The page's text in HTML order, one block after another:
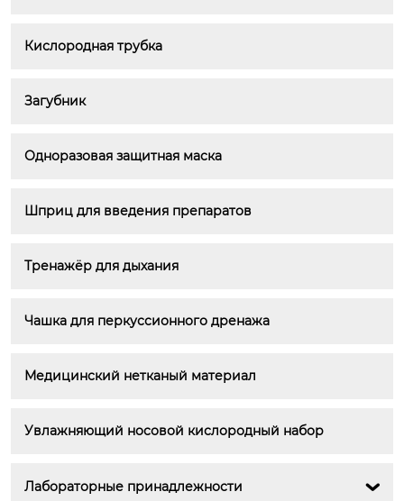
Кислородная трубка
Загубник
Одноразовая защитная маска
Шприц для введения препаратов
Тренажёр для дыхания
Чашка для перкуссионного дренажа
Медицинский нетканый материал
Увлажняющий носовой кислородный набор
Лабораторные принадлежности 